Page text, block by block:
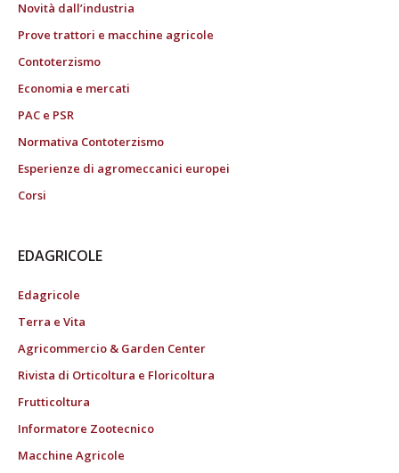
Novità dall’industria
Prove trattori e macchine agricole
Contoterzismo
Economia e mercati
PAC e PSR
Normativa Contoterzismo
Esperienze di agromeccanici europei
Corsi
EDAGRICOLE
Edagricole
Terra e Vita
Agricommercio & Garden Center
Rivista di Orticoltura e Floricoltura
Frutticoltura
Informatore Zootecnico
Macchine Agricole